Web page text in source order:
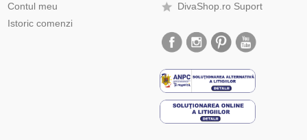
Contul meu
Istoric comenzi
DivaShop.ro Suport